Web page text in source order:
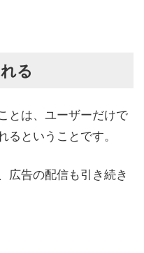
る
とは、ユーザーだけで
ということです。
広告の配信も引き続き